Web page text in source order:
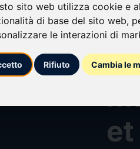
sito web utilizza cookie e
di base del sito web,
le interazioni di
Rifiuto Cambia le
et